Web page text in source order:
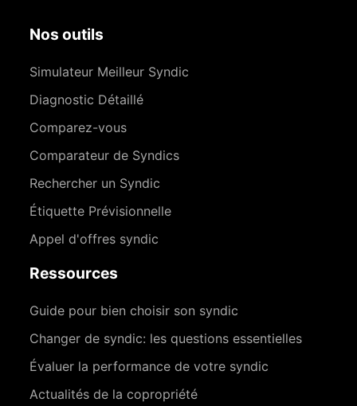
Nos outils
Simulateur Meilleur Syndic
Diagnostic Détaillé
Comparez-vous
Comparateur de Syndics
Rechercher un Syndic
Étiquette Prévisionnelle
Appel d'offres syndic
Ressources
Guide pour bien choisir son syndic
Changer de syndic: les questions essentielles
Évaluer la performance de votre syndic
Actualités de la copropriété